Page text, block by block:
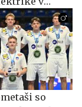
so